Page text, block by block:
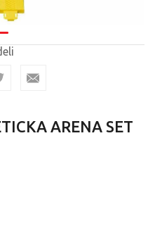
ARENA SET